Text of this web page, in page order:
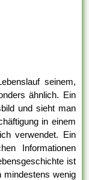
seinem,
ähnlich. Ein
und sieht man
in einem
verwendet. Ein
Informationen
ist
mindestens wenig